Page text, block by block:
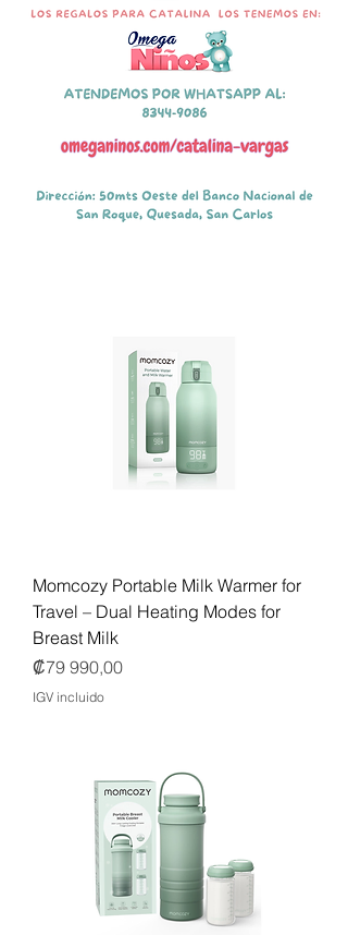
Momcozy Portable Milk Warmer for
Travel – Dual Heating Modes for
Breast Milk
Precio
₡79 990,00
IGV incluido